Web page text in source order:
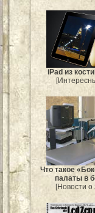
iPad из
Что такое
палаты в
[Новости о